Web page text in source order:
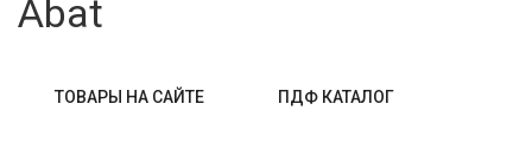
Abat
ТОВАРЫ НА САЙТЕ ПДФ КАТАЛОГ